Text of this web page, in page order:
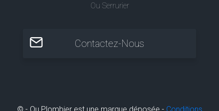
Ou Serrurier
Contactez-Nous
© - Ou Plombier est une marque déposée - Conditions